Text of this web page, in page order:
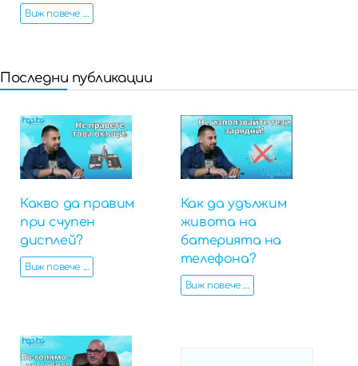
Виж повече ...
Последни публикации
Какво да правим
при счупен
дисплей?
Виж повече ...
Как да удължим
живота на
батерията на
телефона?
Виж повече ...